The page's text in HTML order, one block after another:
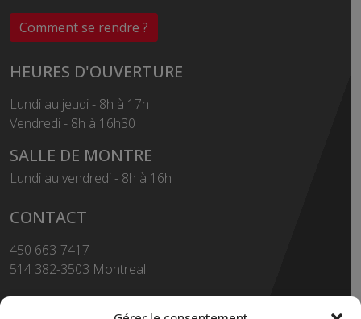
Comment se rendre ?
HEURES D'OUVERTURE
Lundi au jeudi - 8h à 17h
Vendredi - 8h à 16h30
SALLE DE MONTRE
Lundi au vendredi - 8h à 16h
CONTACT
450 663-7417
514 382-3503 Montreal
Sans Frais